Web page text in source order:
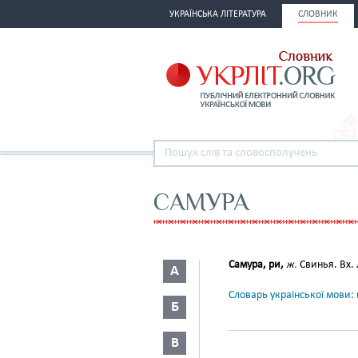
УКРАЇНСЬКА ЛІТЕРАТУРА СЛОВНИК
САМУРА
А
Б
В
Самура, ри, ж. Свинья. Вх.
Словарь української